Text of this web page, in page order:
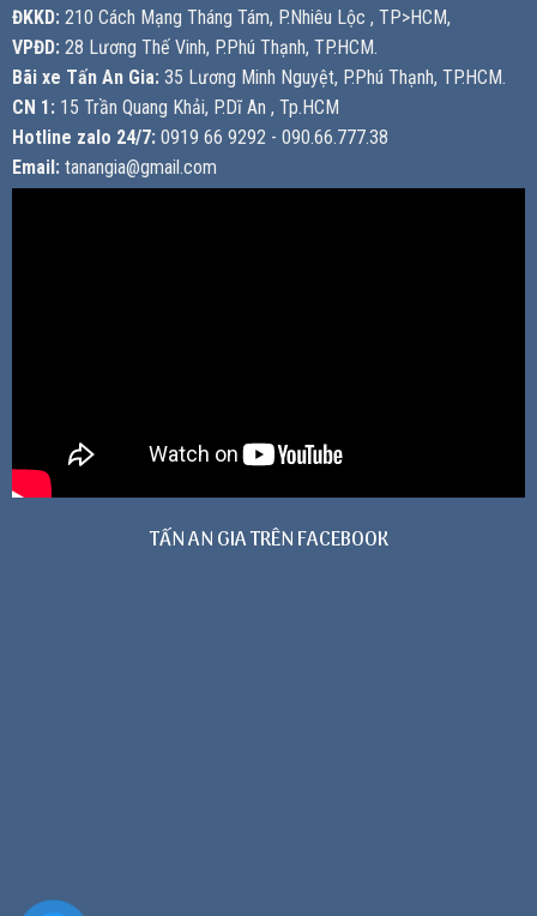
ĐKKD: 210 Cách Mạng Tháng Tám, P.Nhiêu Lộc , TP>HCM,
VPĐD: 28 Lương Thế Vinh, P.Phú Thạnh, TP.HCM.
Bãi xe Tấn An Gia: 35 Lương Minh Nguyệt, P.Phú Thạnh, TP.HCM.
CN 1: 15 Trần Quang Khải, P.Dĩ An , Tp.HCM
Hotline zalo 24/7: 0919 66 9292 - 090.66.777.38
Email: tanangia@gmail.com
TẤN AN GIA TRÊN FACEBOOK